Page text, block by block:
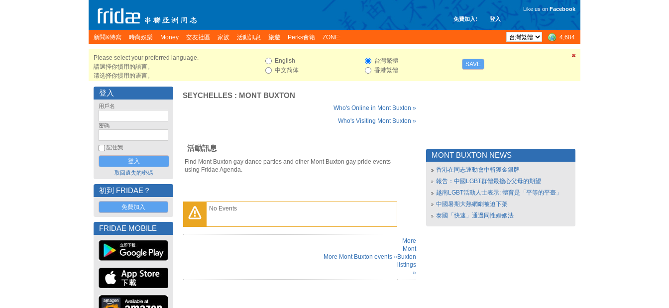
免費加入! 登入
Like us on Facebook
新聞&特寫 時尚娛樂 Money 交友社區 家族 活動訊息 旅遊 Perks會籍 ZONE: 4,684
Please select your preferred language.
請選擇你慣用的語言。
请选择你惯用的语言。
English
中文简体
台灣繁體
香港繁體
SAVE
登入
用戶名
密碼
記住我
取回遺失的密碼
初到 FRIDAE？
免費加入
FRIDAE MOBILE
SEYCHELLES : MONT BUXTON
Who's Online in Mont Buxton »
Who's Visiting Mont Buxton »
活動訊息
Find Mont Buxton gay dance parties and other Mont Buxton gay pride events
using Fridae Agenda.
No Events
More Mont Buxton events »
More
Mont
Buxton
listings
»
MONT BUXTON NEWS
香港在同志運動會中斬獲金銀牌
報告：中國LGBT群體最擔心父母的期望
越南LGBT活動人士表示: 體育是「平等的平臺」
中國暑期大熱網劇被迫下架
泰國「快速」通過同性婚姻法